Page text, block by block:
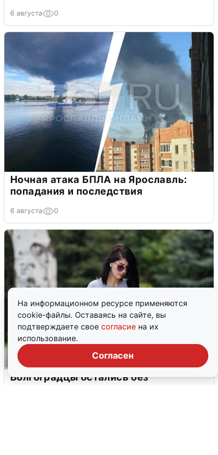
На информационном ресурсе применяются
cookie-файлы. Оставаясь на сайте, вы
подтверждаете свое согласие на их
использование.
Согласен
6 августа 0
Ночная атака БПЛА на Ярославль:
попадания и последствия
6 августа 0
Волгоградцы остались без